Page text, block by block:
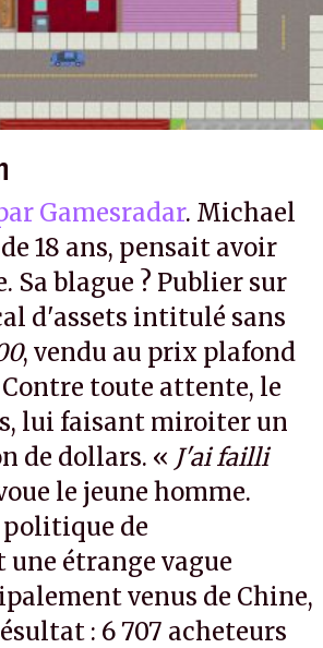
Gamesradar. Michael
18 ans, pensait avoir
Sa blague ? Publier sur
d'assets intitulé sans
, vendu au prix plafond
toute attente, le
lui faisant miroiter un
de dollars. « J'ai failli
le jeune homme.
de
une étrange vague
venus de Chine,
: 6 707 acheteurs